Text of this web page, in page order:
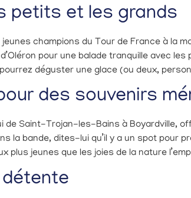
petits et les grands
champions du Tour de France à la
pour une balade tranquille avec
déguster une glace (ou deux,
des souvenirs
de Saint-Trojan-les-Bains à Boyardville,
la bande, dites-lui qu’il y a un spot
plus jeunes que les joies de la nature